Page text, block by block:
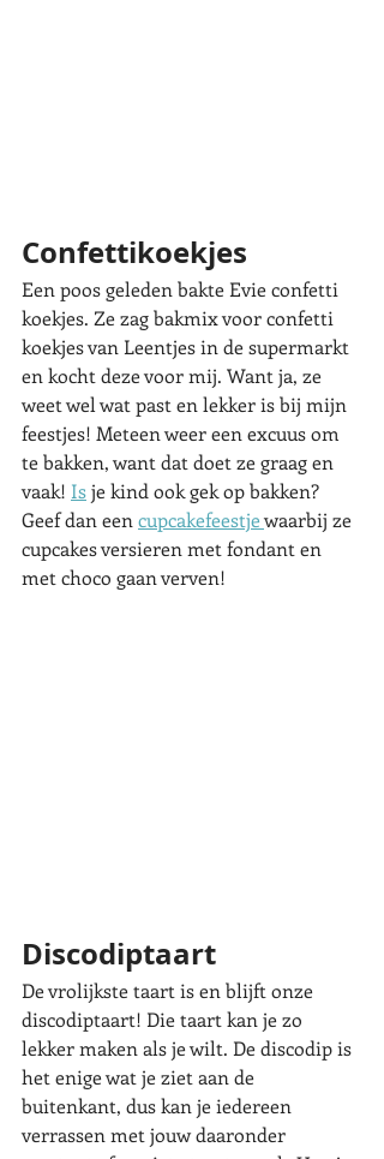
Confettikoekjes
Een poos geleden bakte Evie confetti
koekjes. Ze zag bakmix voor confetti
koekjes van Leentjes in de supermarkt
en kocht deze voor mij. Want ja, ze
weet wel wat past en lekker is bij mijn
feestjes! Meteen weer een excuus om
te bakken, want dat doet ze graag en
vaak! Is je kind ook gek op bakken?
Geef dan een cupcakefeestje waarbij ze
cupcakes versieren met fondant en
met choco gaan verven!
Discodiptaart
De vrolijkste taart is en blijft onze
discodiptaart! Die taart kan je zo
lekker maken als je wilt. De discodip is
het enige wat je ziet aan de
buitenkant, dus kan je iedereen
verrassen met jouw daaronder